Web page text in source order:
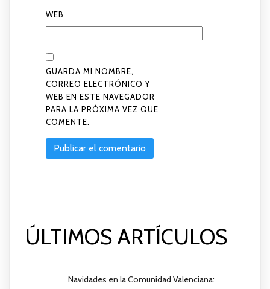
WEB
GUARDA MI NOMBRE,
CORREO ELECTRÓNICO Y
WEB EN ESTE NAVEGADOR
PARA LA PRÓXIMA VEZ QUE
COMENTE.
ÚLTIMOS ARTÍCULOS
Navidades en la Comunidad Valenciana: